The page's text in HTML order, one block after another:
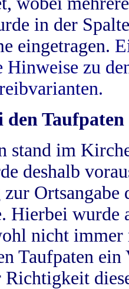
in der
eingetragen.
zu
den Taufpaten
stand im
deshalb
Hierbei wurde
nicht
Taufpaten